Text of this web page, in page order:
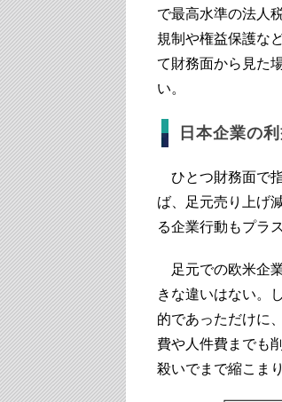
で最高水準の法人
規制や権益保護な
て財務面から見た
い。
日本企業の
ひとつ財務面で
ば、足元売り上げ
る企業行動もプラ
足元での欧米企
きな違いはない。
的であっただけに
費や人件費までも
殺いでまで縮こま